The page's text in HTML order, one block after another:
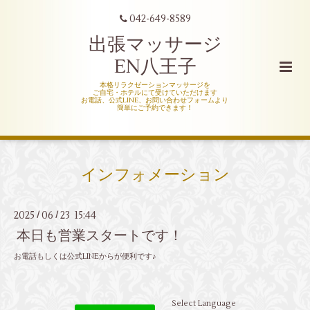
042-649-8589
出張マッサージ
EN八王子
本格リラクゼーションマッサージを
ご自宅・ホテルにて受けていただけます
お電話、公式LINE、お問い合わせフォームより
簡単にご予約できます！
インフォメーション
2025 / 06 /23 15:44
本日も営業スタートです！
お電話もしくは公式LINEからが便利です♪
Select Language